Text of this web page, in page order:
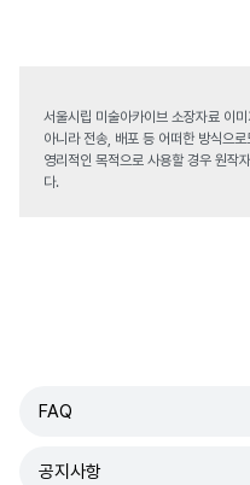
서울시립 미술아카이브 소장자료 이
아니라 전송, 배포 등 어떠한 방식으로
영리적인 목적으로 사용할 경우 원작
다.
FAQ
공지사항